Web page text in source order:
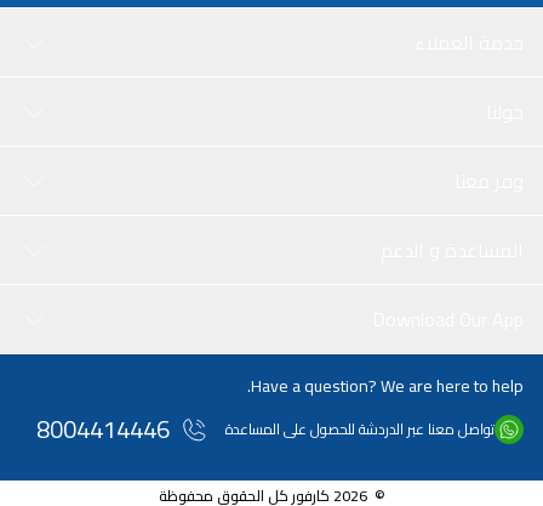
Have a question? We are here to help.
تواصل معنا عبر الدردشة للحصول على المساعدة 8004414446
© 2026 كارفور كل الحقوق محفوظة